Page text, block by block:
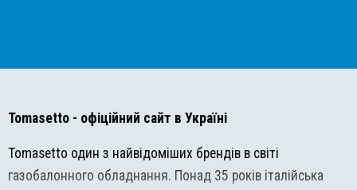
Tomasetto - офіційний сайт в Україні
Tomasetto один з найвідоміших брендів в світі
газобалонного обладнання. Понад 35 років італійська